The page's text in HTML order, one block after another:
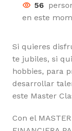
56
en este
Si quieres
te jubiles, si
hobbies, para
desarrollar
este Master
Con el